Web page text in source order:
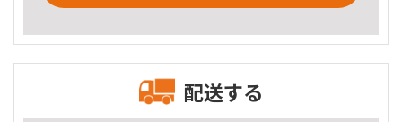
配送する